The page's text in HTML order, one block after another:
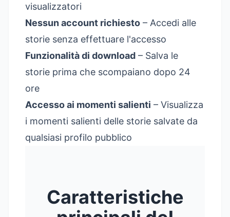
visualizzatori
Nessun account richiesto – Accedi alle
storie senza effettuare l'accesso
Funzionalità di download – Salva le
storie prima che scompaiano dopo 24
ore
Accesso ai momenti salienti – Visualizza
i momenti salienti delle storie salvate da
qualsiasi profilo pubblico
Caratteristiche